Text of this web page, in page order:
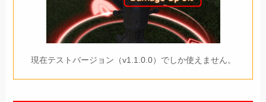
現在テストバージョン（v1.1.0.0）でしか使えません。